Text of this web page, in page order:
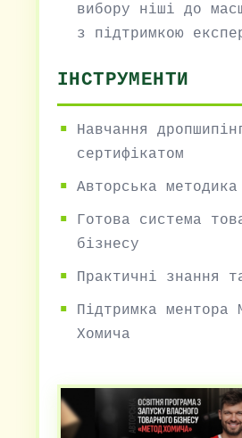
вибору ніші до
з підтримкою
ІНСТРУМЕНТИ
Навчання
сертифікатом
Авторська
Готова система
бізнесу
Практичні знання
Підтримка ментора
Хомича